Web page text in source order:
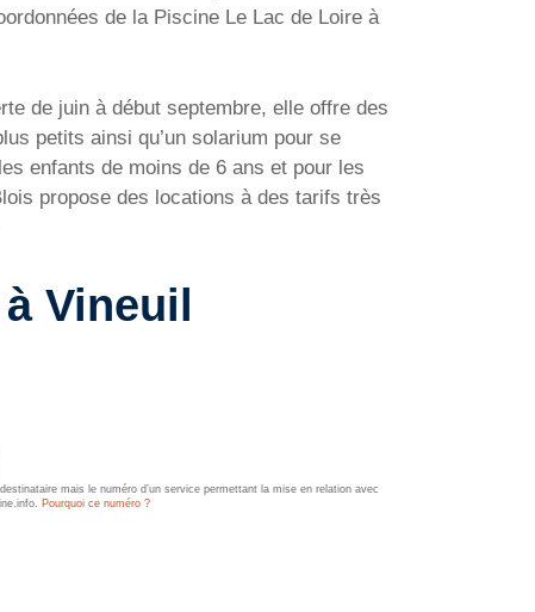
de la Piscine Le Lac de Loire à
de juin à début septembre, elle offre des
petits ainsi qu’un solarium pour se
enfants de moins de 6 ans et pour les
propose des locations à des tarifs très
Vineuil
mais le numéro d’un service permettant la mise en relation avec
Pourquoi ce numéro ?